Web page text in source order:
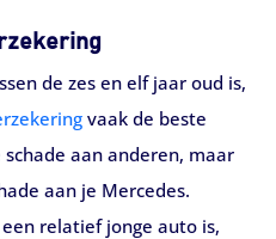
de zes en elf jaar oud is,
vaak de beste
aan anderen, maar
aan je Mercedes.
relatief jonge auto is,